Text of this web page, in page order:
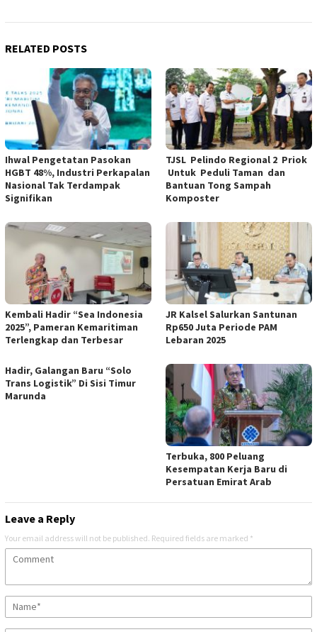
RELATED POSTS
Ihwal Pengetatan Pasokan
HGBT 48%, Industri Perkapalan
Nasional Tak Terdampak
Signifikan
TJSL Pelindo Regional 2 Priok
Untuk Peduli Taman dan
Bantuan Tong Sampah
Komposter
Kembali Hadir “Sea Indonesia
2025”, Pameran Kemaritiman
Terlengkap dan Terbesar
JR Kalsel Salurkan Santunan
Rp650 Juta Periode PAM
Lebaran 2025
Hadir, Galangan Baru “Solo
Trans Logistik” Di Sisi Timur
Marunda
Terbuka, 800 Peluang
Kesempatan Kerja Baru di
Persatuan Emirat Arab
Leave a Reply
Your email address will not be published. Required fields are marked *